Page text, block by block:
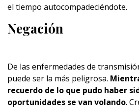
el tiempo autocompadeciéndote.
Negación
De las enfermedades de
puede ser la más peligrosa.
recuerdo de lo que pudo haber
oportunidades se van volando.